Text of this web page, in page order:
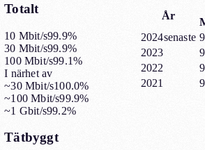
Totalt
10 Mbit/s99.9%
30 Mbit/s99.9%
100 Mbit/s99.1%
I närhet av
~30 Mbit/s100.0%
~100 Mbit/s99.9%
~1 Gbit/s99.2%
Tätbyggt
År
2024senaste
2023
2022
2021